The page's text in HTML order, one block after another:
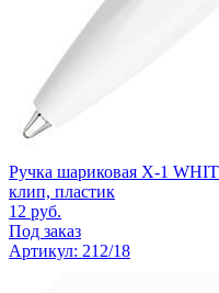
Ручка шариковая X-1
клип, пластик
12 руб.
Под заказ
Артикул: 212/18